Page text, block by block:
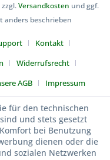
Versandkosten und ggf.
anders beschrieben
Kontakt
Widerrufsrecht
AGB
Impressum
für den technischen
und stets gesetzt
bei Benutzung
dienen oder die
sozialen Netzwerken